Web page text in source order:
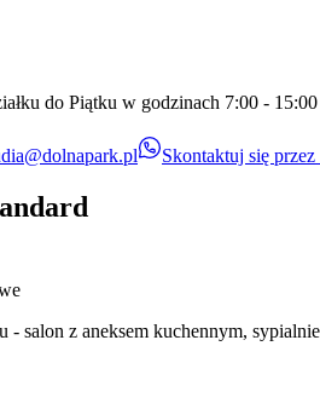
Skontaktuj się
łazienka​​​​‌